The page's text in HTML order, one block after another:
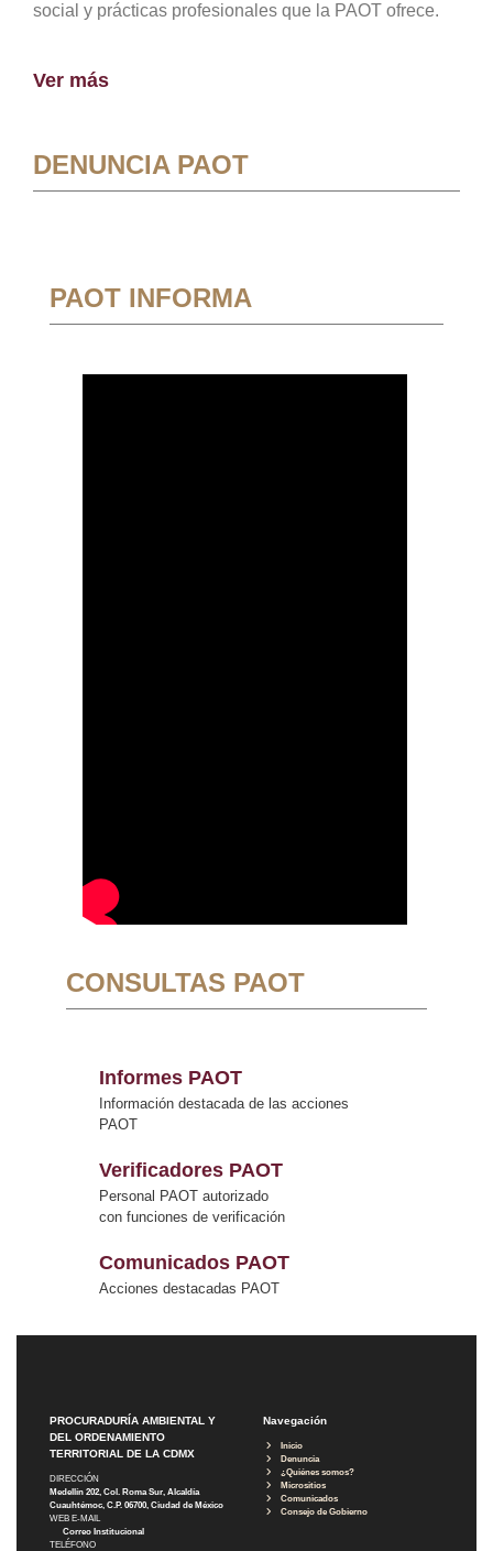
social y prácticas profesionales que la PAOT ofrece.
Ver más
DENUNCIA PAOT
PAOT INFORMA
CONSULTAS PAOT
Informes PAOT
Información destacada de las acciones
PAOT
Verificadores PAOT
Personal PAOT autorizado
con funciones de verificación
Comunicados PAOT
Acciones destacadas PAOT
PROCURADURÍA AMBIENTAL Y
DEL ORDENAMIENTO
TERRITORIAL DE LA CDMX
DIRECCIÓN
Medellín 202, Col. Roma Sur, Alcaldía
Cuauhtémoc, C.P. 06700, Ciudad de México
WEB E-MAIL
Correo Institucional
TELÉFONO
Navegación
Inicio
Denuncia
¿Quiénes somos?
Micrositios
Comunicados
Consejo de Gobierno